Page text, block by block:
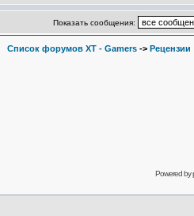
Показать сообщения:
Список форумов XT - Gamers -> Рецензии
Powered by